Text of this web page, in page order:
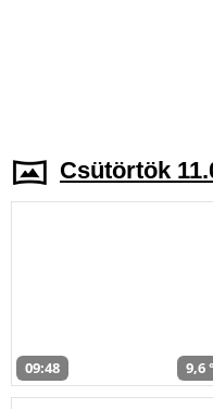
Csütörtök
09:48 9,6